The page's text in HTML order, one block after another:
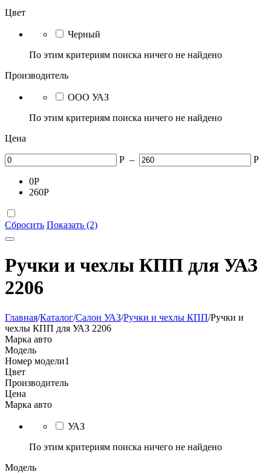
Цвет
Черный
По этим критериям поиска ничего не найдено
Производитель
ООО УАЗ
По этим критериям поиска ничего не найдено
Цена
Р – Р
0Р
260Р
Сбросить Показать (2)
Ручки и чехлы КПП для УАЗ
2206
Главная/Каталог/Салон УАЗ/Ручки и чехлы КПП/Ручки и
чехлы КПП для УАЗ 2206
Марка авто
Модель
Номер модели1
Цвет
Производитель
Цена
Марка авто
УАЗ
По этим критериям поиска ничего не найдено
Модель